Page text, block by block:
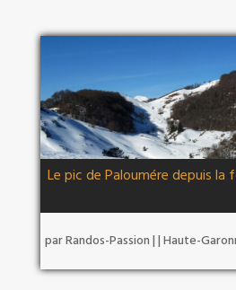
Le pic de Paloumére depuis la
parRandos-Passion | | Haute-